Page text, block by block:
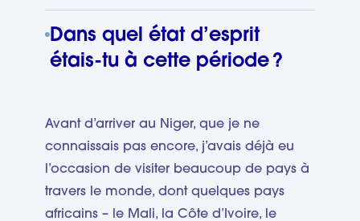
Dans quel état d’esprit
étais-tu à cette période ?
Avant d’arriver au Niger, que je ne
connaissais pas encore, j’avais déjà eu
l’occasion de visiter beaucoup de pays à
travers le monde, dont quelques pays
africains – le Mali, la Côte d’Ivoire, le